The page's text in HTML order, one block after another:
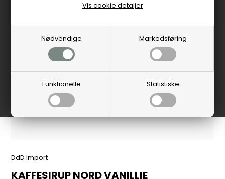
Nødvendige Markedsføring
Funktionelle Statistiske
Vis cookie detaljer
DdD Import
KAFFESIRUP NORD VANILLIE